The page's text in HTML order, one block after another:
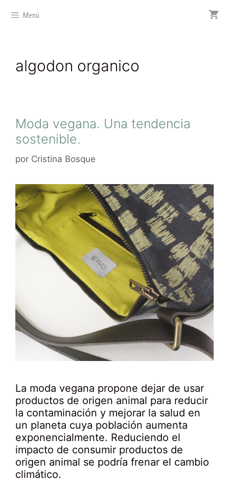
Menú
algodon organico
Moda vegana. Una tendencia
sostenible.
por Cristina Bosque
La moda vegana propone dejar de usar
productos de origen animal para reducir
la contaminación y mejorar la salud en
un planeta cuya población aumenta
exponencialmente. Reduciendo el
impacto de consumir productos de
origen animal se podría frenar el cambio
climático.